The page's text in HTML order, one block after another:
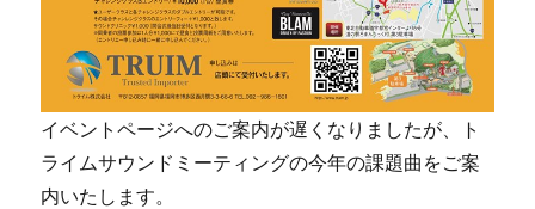
イベントページへのご案内が遅くなりましたが、ト
ライムサウンドミーティングの今年の課題曲をご案
内いたします。